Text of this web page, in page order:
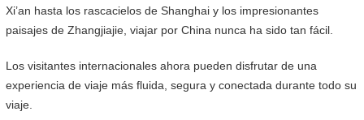
Xi’an hasta los rascacielos de Shanghai y los impresionantes
paisajes de Zhangjiajie, viajar por China nunca ha sido tan fácil.
Los visitantes internacionales ahora pueden disfrutar de una
experiencia de viaje más fluida, segura y conectada durante todo su
viaje.